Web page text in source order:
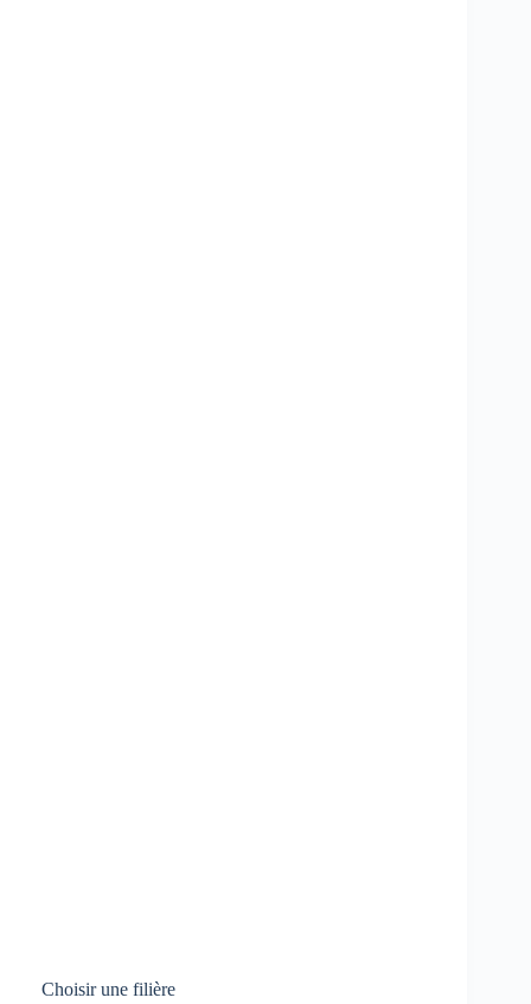
Choisir une filière